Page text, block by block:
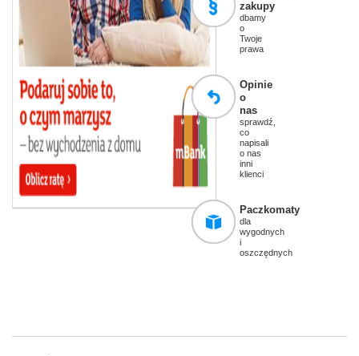
zakupy
dbamy
o
Twoje
prawa
Opinie
o
nas
sprawdź,
co
napisali
o nas
inni
klienci
Paczkomaty
dla
wygodnych
i
oszczędnych